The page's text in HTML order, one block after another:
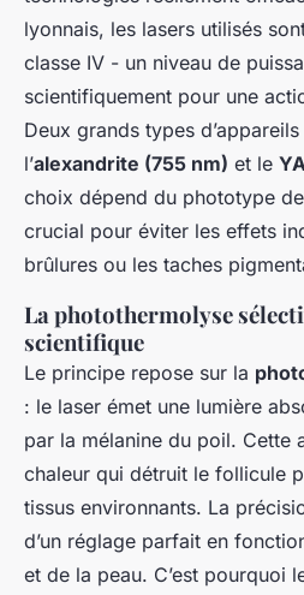
lyonnais, les lasers utilisés
classe IV - un niveau de
scientifiquement pour une
Deux grands types
l’alexandrite (755 nm) et le
choix dépend du phototype
crucial pour éviter les effets
brûlures ou les taches
La photothermolyse
scientifique
Le principe repose sur la
: le laser émet une lumière
par la mélanine du poil. Cette
chaleur qui détruit le follicule
tissus environnants. La
d’un réglage parfait en
et de la peau. C’est pourquoi